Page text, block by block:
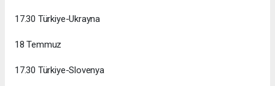
17.30 Türkiye-Ukrayna
18 Temmuz
17.30 Türkiye-Slovenya